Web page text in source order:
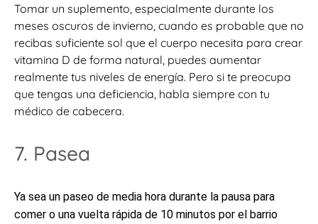
Tomar un suplemento, especialmente durante los
meses oscuros de invierno, cuando es probable que no
recibas suficiente sol que el cuerpo necesita para crear
vitamina D de forma natural, puedes aumentar
realmente tus niveles de energía. Pero si te preocupa
que tengas una deficiencia, habla siempre con tu
médico de cabecera.
7. Pasea
Ya sea un paseo de media hora durante la pausa para
comer o una vuelta rápida de 10 minutos por el barrio